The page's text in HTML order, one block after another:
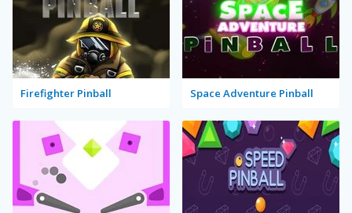
Firefighter Pinball Space Adventure Pinball